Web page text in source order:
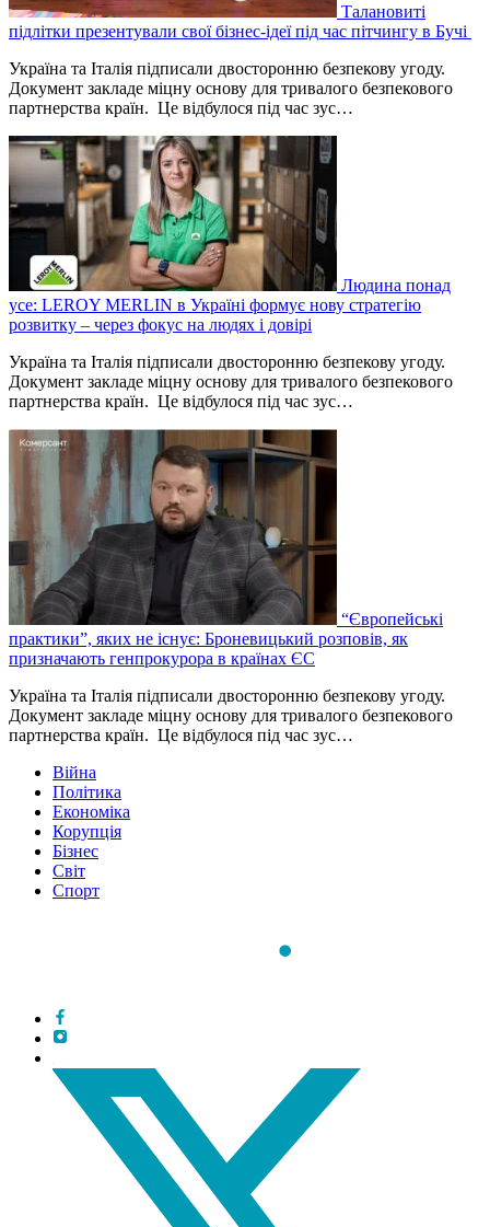
Талановиті
підлітки презентували свої бізнес-ідеї під час пітчингу в Бучі
Україна та Італія підписали двосторонню безпекову угоду.
Документ закладе міцну основу для тривалого безпекового
партнерства країн. Це відбулося під час зус…
Людина понад
усе: LEROY MERLIN в Україні формує нову стратегію
розвитку – через фокус на людях і довірі
Україна та Італія підписали двосторонню безпекову угоду.
Документ закладе міцну основу для тривалого безпекового
партнерства країн. Це відбулося під час зус…
“Європейські
практики”, яких не існує: Броневицький розповів, як
призначають генпрокурора в країнах ЄС
Україна та Італія підписали двосторонню безпекову угоду.
Документ закладе міцну основу для тривалого безпекового
партнерства країн. Це відбулося під час зус…
Війна
Політика
Економіка
Корупція
Бізнес
Світ
Спорт